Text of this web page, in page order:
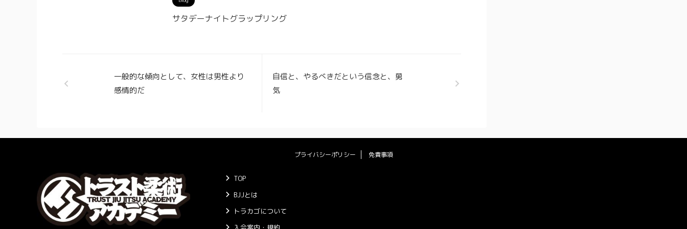
サタデーナイトグラップリング
一般的な傾向として、女性は男性より
感情的だ
自信と、やるべきだという信念と、勇
気
プライバシーポリシー 免責事項
TOP
BJJとは
トラカゴについて